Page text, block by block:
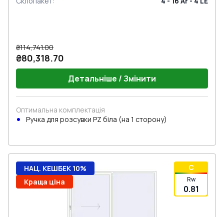
₴114,741.00
₴80,318.70
Детальніше / Змінити
Оптимальна комплектація
Ручкa для розсувки PZ біла (на 1 сторону)
C
Rw
0.81
НАЦ. КЕШБЕК 10%
Краща ціна